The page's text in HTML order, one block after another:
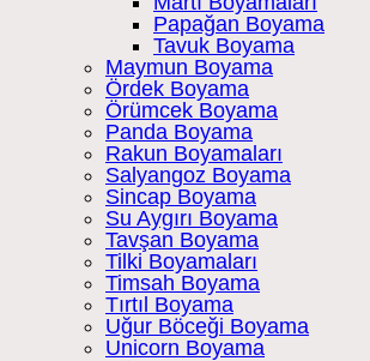
Papağan Boyama
Tavuk Boyama
Maymun Boyama
Ördek Boyama
Örümcek Boyama
Panda Boyama
Rakun Boyamaları
Salyangoz Boyama
Sincap Boyama
Su Aygırı Boyama
Tavşan Boyama
Tilki Boyamaları
Timsah Boyama
Tırtıl Boyama
Uğur Böceği Boyama
Unicorn Boyama